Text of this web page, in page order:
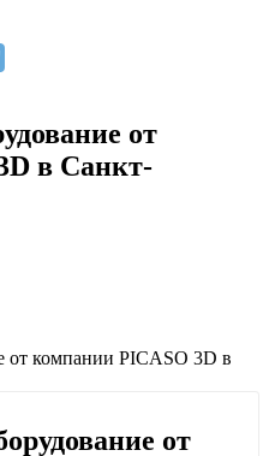
от
в Санкт-
от компании PICASO 3D в
от